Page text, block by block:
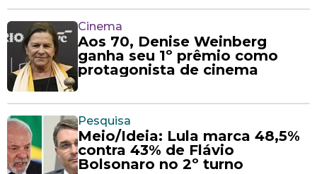
Cinema
Aos 70, Denise Weinberg
ganha seu 1º prêmio como
protagonista de cinema
Pesquisa
Meio/Ideia: Lula marca 48,5%
contra 43% de Flávio
Bolsonaro no 2º turno